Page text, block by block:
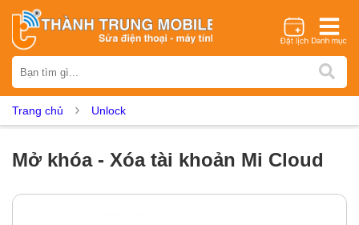
iPhone Samsung Oppo Xiaomi Realme Vivo
Trang chủ Unlock
Mở khóa - Xóa tài khoản Mi Cloud